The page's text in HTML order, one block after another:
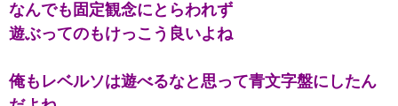
なんでも固定観念にとらわれず
遊ぶってのもけっこう良いよね
俺もレベルソは遊べるなと思って青文字盤にしたん